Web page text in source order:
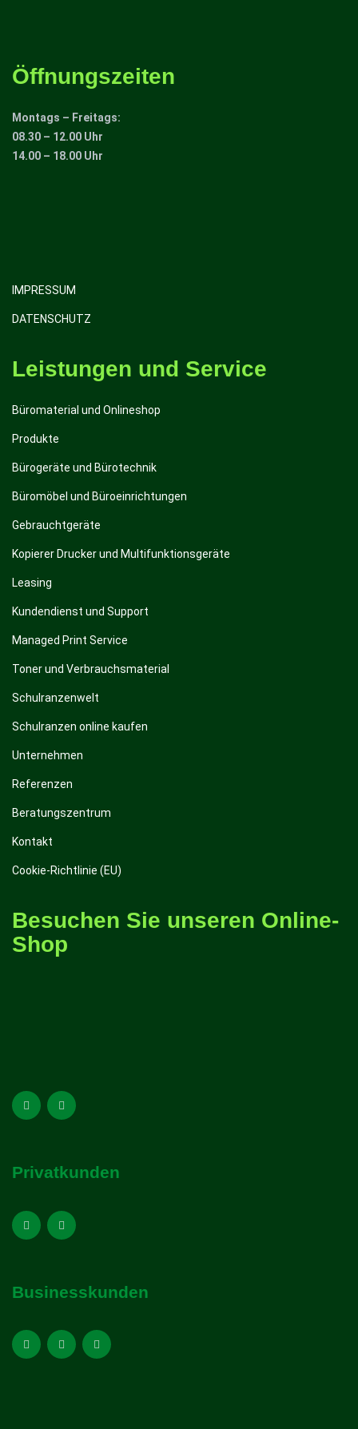
Öffnungszeiten
Montags – Freitags:
08.30 – 12.00 Uhr
14.00 – 18.00 Uhr
IMPRESSUM
DATENSCHUTZ
Leistungen und Service
Büromaterial und Onlineshop
Produkte
Bürogeräte und Bürotechnik
Büromöbel und Büroeinrichtungen
Gebrauchtgeräte
Kopierer Drucker und Multifunktionsgeräte
Leasing
Kundendienst und Support
Managed Print Service
Toner und Verbrauchsmaterial
Schulranzenwelt
Schulranzen online kaufen
Unternehmen
Referenzen
Beratungszentrum
Kontakt
Cookie-Richtlinie (EU)
Besuchen Sie unseren Online-
Shop
Privatkunden
Businesskunden